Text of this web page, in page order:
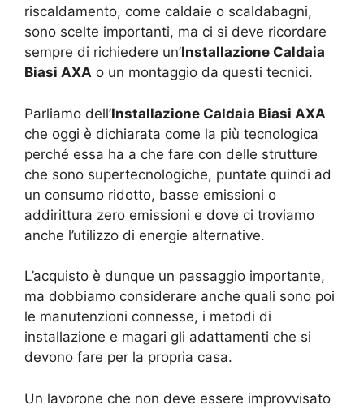
riscaldamento, come caldaie o scaldabagni,
sono scelte importanti, ma ci si deve ricordare
sempre di richiedere un’Installazione Caldaia
Biasi AXA o un montaggio da questi tecnici.
Parliamo dell’Installazione Caldaia Biasi AXA
che oggi è dichiarata come la più tecnologica
perché essa ha a che fare con delle strutture
che sono supertecnologiche, puntate quindi ad
un consumo ridotto, basse emissioni o
addirittura zero emissioni e dove ci troviamo
anche l’utilizzo di energie alternative.
L’acquisto è dunque un passaggio importante,
ma dobbiamo considerare anche quali sono poi
le manutenzioni connesse, i metodi di
installazione e magari gli adattamenti che si
devono fare per la propria casa.
Un lavorone che non deve essere improvvisato